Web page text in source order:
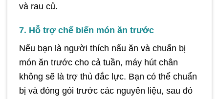
và rau củ.
7. Hỗ trợ chế biến món ăn trước
Nếu bạn là người thích nấu ăn và chuẩn bị
món ăn trước cho cả tuần, máy hút chân
không sẽ là trợ thủ đắc lực. Bạn có thể chuẩn
bị và đóng gói trước các nguyên liệu, sau đó